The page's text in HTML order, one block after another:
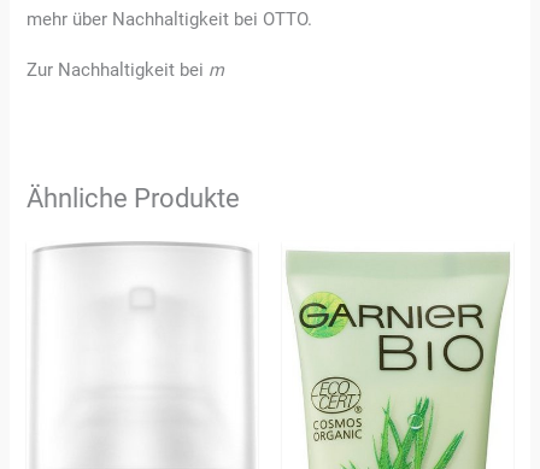
mehr über Nachhaltigkeit bei OTTO.
Zur Nachhaltigkeit bei m
Ähnliche Produkte